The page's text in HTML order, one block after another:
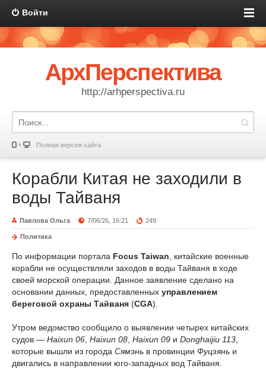
Войти
АрхПерспектива
http://arhperspectiva.ru
Полная версия сайта
Корабли Китая не заходили в
воды Тайваня
Павлова Ольга 7/06/26, 16:21 249
Политика
По информации портала Focus Taiwan , китайские военные
корабли не осуществляли заходов в воды Тайваня в ходе
своей морской операции. Данное заявление сделано на
основании данных, предоставленных управлением
береговой охраны Тайваня (CGA).
Утром ведомство сообщило о выявлении четырех китайских
судов — Haixun 06 Haixun 08 Haixun 09 и Donghaijiu 113
которые вышли из города Сямэнь в провинции Фуцзянь и
двигались в направлении юго-западных вод Тайваня.